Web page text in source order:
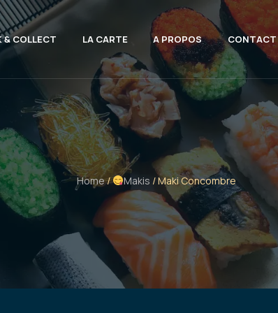
& COLLECT LA CARTE A PROPOS CONTACT
Home/ Makis / Maki Concombre